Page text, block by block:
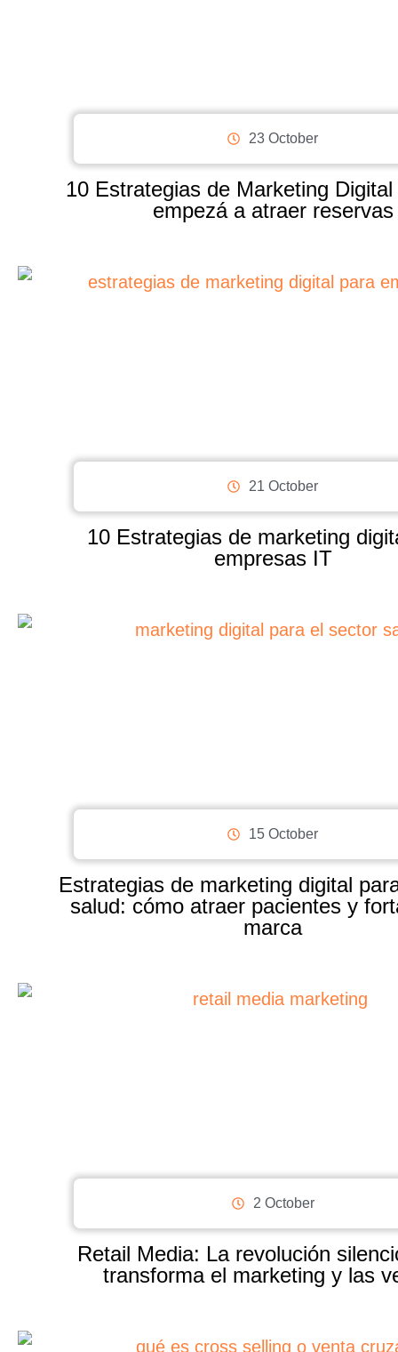
23 October
10 Estrategias de Marketing
empezá a atraer reservas
21 October
10 Estrategias de marketing
empresas IT
15 October
Estrategias de marketing digital
salud: cómo atraer pacientes y
marca
2 October
Retail Media: La revolución
transforma el marketing y las